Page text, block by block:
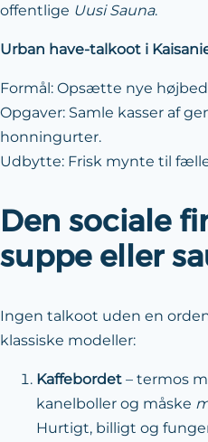
offentlige Uusi Sauna.
Urban have-talkoot i
Formål: Opsætte nye
Opgaver: Samle kasser af
honningurter.
Udbytte: Frisk mynte til
Den sociale
suppe eller
Ingen talkoot uden en
klassiske modeller:
Kaffebordet – termos
kanelboller og måske
Hurtigt, billigt og